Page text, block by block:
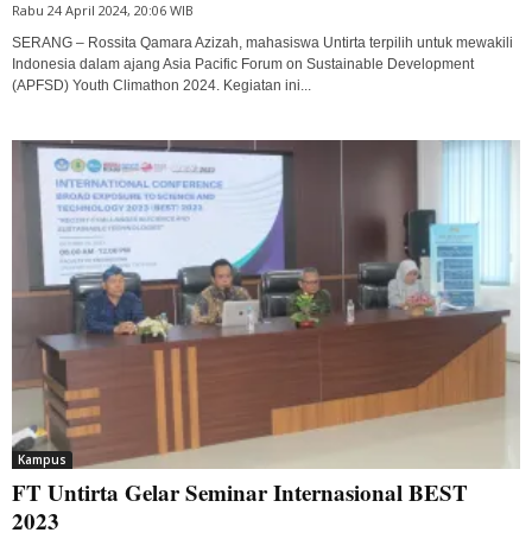
Rabu 24 April 2024, 20:06 WIB
SERANG – Rossita Qamara Azizah, mahasiswa Untirta terpilih untuk mewakili
Indonesia dalam ajang Asia Pacific Forum on Sustainable Development
(APFSD) Youth Climathon 2024. Kegiatan ini...
Kampus
FT Untirta Gelar Seminar Internasional BEST
2023